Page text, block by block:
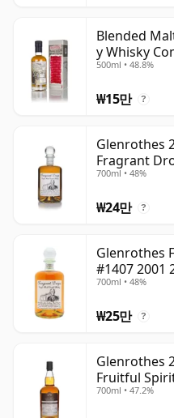
Blended
y Whisky
500ml • 48.8%
₩15만 ?
Glenrothes
Fragrant
700ml • 48%
₩24만 ?
Glenrothes
#1407 2001
700ml • 48%
₩25만 ?
Glenrothes
Fruitful
700ml • 47.2%